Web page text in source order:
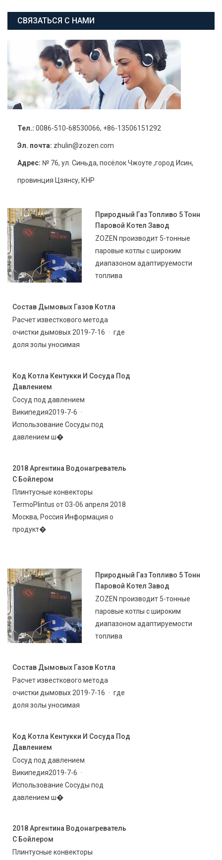
СВЯЗАТЬСЯ С НАМИ
Тел.: 0086-510-68530066, +86-13506151292
Эл. почта: zhulin@zozen.com
Адрес: № 76, ул. Синьда, посёлок Чжоуте ,город Исин,
провинция Цзянсу, КНР
Природный Газ Топливо 5 Тонн
Паровой Котел Завод
ZOZEN производит 5-тонные
паровые котлы с широким
диапазоном адаптируемости
топлива
Состав Дымовых Газов Котла
Расчет известкового метода
очистки дымовых 2019-7-16 · где
доля золы уносимая
Код Котла Кентукки И Сосуда Под
Давлением
Сосуд под давлением
Википедия2019-7-6 ·
Использование Сосуды под
давлением ш�
2018 Аргентина Водонагреватель
С Бойлером
Плинтусные конвекторы
TermoPlintus от 03-06 апреля 2018
Москва, Россия Информация о
продукт�
Природный Газ Топливо 5 Тонн
Паровой Котел Завод
ZOZEN производит 5-тонные
паровые котлы с широким
диапазоном адаптируемости
топлива
Состав Дымовых Газов Котла
Расчет известкового метода
очистки дымовых 2019-7-16 · где
доля золы уносимая
Код Котла Кентукки И Сосуда Под
Давлением
Сосуд под давлением
Википедия2019-7-6 ·
Использование Сосуды под
давлением ш�
2018 Аргентина Водонагреватель
С Бойлером
Плинтусные конвекторы